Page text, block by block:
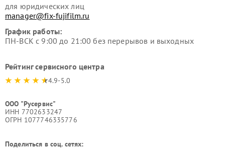
для юридических лиц
manager@fix-fujifilm.ru
График работы:
ПН-ВСК с 9:00 до 21:00 без перерывов и выходных
Рейтинг сервисного центра
4.9-5.0
ООО "Русервис"
ИНН 7702633247
ОГРН 1077746335776
Поделиться в соц. сетях: